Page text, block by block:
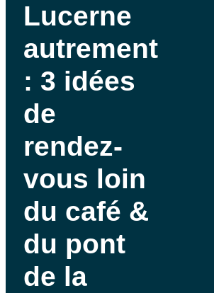
Lucerne
autrement
: 3 idées
de
rendez-
vous loin
du café &
du pont
de la